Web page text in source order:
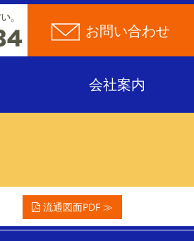
お問い合わせ
会社案内
流通図面PDF ≫